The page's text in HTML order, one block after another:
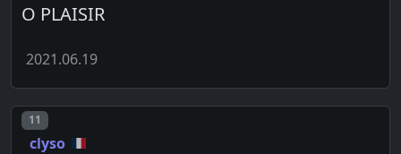
O PLAISIR
2021.06.19
Post number
11
clyso